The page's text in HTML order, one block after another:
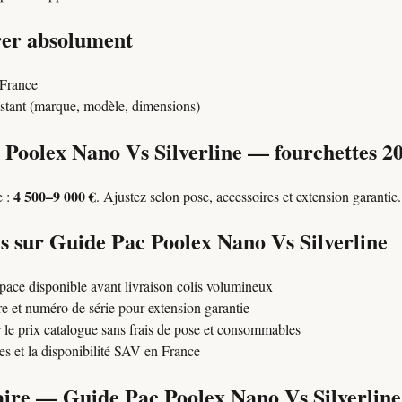
absolument
(marque, modèle, dimensions)
Nano Vs Silverline — fourchettes
: 4 500–9 000 €. Ajustez selon pose, accessoires et extension garantie.
sur Guide Pac Poolex Nano Vs Silverline
disponible avant livraison colis volumineux
et numéro de série pour extension garantie
prix catalogue sans frais de pose et consommables
et la disponibilité SAV en France